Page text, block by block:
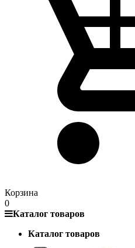
Корзина
0
Каталог товаров
Каталог товаров